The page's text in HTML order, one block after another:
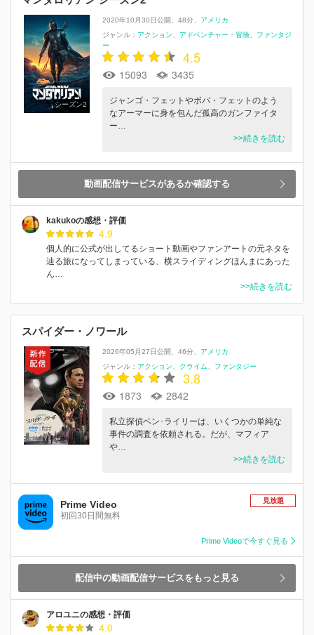
シーズン2
2020年10月30日公開 48分
アメリカ
ジャンル： アクション アドベンチャー・冒険
ファンタジ
ー
4.5
15093 3435
ジャンゴ・フェットやボバ・フェットのよう
なアーマーに身を包んだ孤高のガンファイタ
ー…
>>続きを読む
動画配信サービスがあるか確認する
kakukoの感想・評価
4.9
個人的に公式が出してるショート動画やファンアートの元ネタを
辿る旅になってしまっている、横スライディングほんまにあった
ん…
>>続きを読む
スパイダー・ノワール
2026年05月27日公開 46分
アメリカ
ジャンル： アクション クライム ファンタジー
3.8
1873 2842
私立探偵ベン･ライリーは、いくつかの単純な
事件の調査を依頼される。だが、マフィア
や…
>>続きを読む
Prime Video
初回30日間無料
見放題
Prime Videoで今すぐ見る
配信中の動画配信サービスをもっと見る
アロユニの感想・評価
4.0